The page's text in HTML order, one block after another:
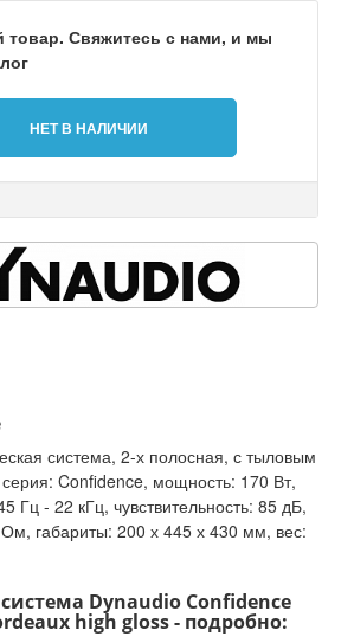
товар. Свяжитесь с нами, и мы
НЕТ В НАЛИЧИИ
система, 2-х полосная, с тыловым
Confidence, мощность: 170 Вт,
Гц - 22 кГц, чувствительность: 85 дБ,
габариты: 200 х 445 х 430 мм, вес:
Dynaudio Confidence
high gloss - подробно: